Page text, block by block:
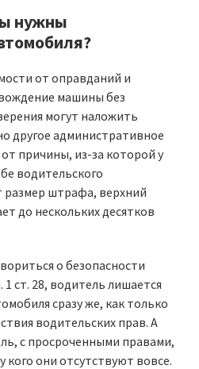
нужны
от оправданий и
машины без
могут наложить
другое административное
причины, из-за которой у
водительского
размер штрафа, верхний
до нескольких десятков
о безопасности
ст. 28, водитель лишается
сразу же, как только
водительских прав. А
с просроченными правами,
кого они отсутствуют вовсе.